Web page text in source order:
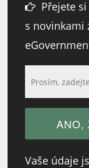
Přejete
s novinkami
Vaše údaje